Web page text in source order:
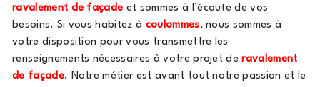
ravalement de façade et sommes à l’écoute de vos
besoins. Si vous habitez à coulommes, nous sommes à
votre disposition pour vous transmettre les
renseignements nécessaires à votre projet deravalement
de façade. Notre métier est avant tout notre passion et le